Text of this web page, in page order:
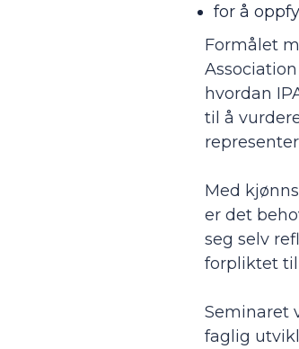
for å
Formålet
hvordan
til å
Med
er det
seg selv
forpliktet til
Seminaret
faglig